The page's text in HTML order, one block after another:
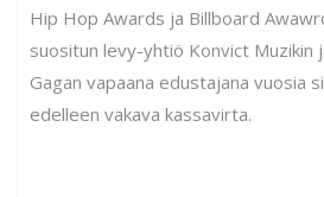
Нір Нор Аwаrds ja Віllbоаrd
suositun levy-yhtiö Konvict Muzikin
Gagan vapaana edustajana vuosia
edelleen vakava kassavirta.